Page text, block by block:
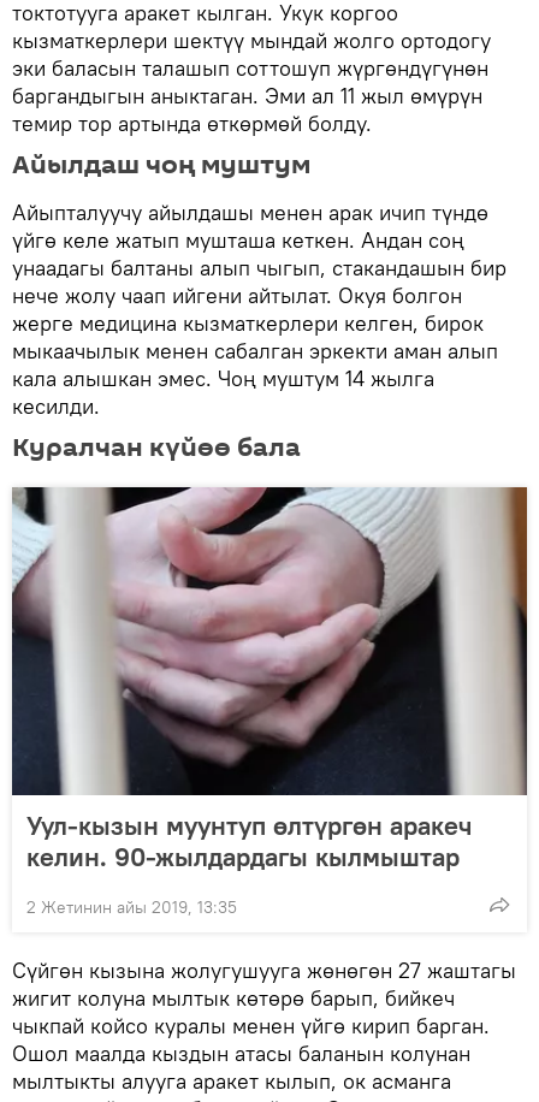
токтотууга аракет кылган. Укук коргоо
кызматкерлери шектүү мындай жолго ортодогу
эки баласын талашып соттошуп жүргөндүгүнөн
баргандыгын аныктаган. Эми ал 11 жыл өмүрүн
темир тор артында өткөрмөй болду.
Айылдаш чоң муштум
Айыпталуучу айылдашы менен арак ичип түндө
үйгө келе жатып мушташа кеткен. Андан соң
унаадагы балтаны алып чыгып, стакандашын бир
нече жолу чаап ийгени айтылат. Окуя болгон
жерге медицина кызматкерлери келген, бирок
мыкаачылык менен сабалган эркекти аман алып
кала алышкан эмес. Чоң муштум 14 жылга
кесилди.
Куралчан күйөө бала
Уул-кызын муунтуп өлтүргөн аракеч
келин. 90-жылдардагы кылмыштар
2 Жетинин айы 2019, 13:35
Сүйгөн кызына жолугушууга жөнөгөн 27 жаштагы
жигит колуна мылтык көтөрө барып, бийкеч
чыкпай койсо куралы менен үйгө кирип барган.
Ошол маалда кыздын атасы баланын колунан
мылтыкты алууга аракет кылып, ок асманга